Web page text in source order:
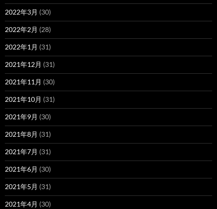
2022年3月 (30)
2022年2月 (28)
2022年1月 (31)
2021年12月 (31)
2021年11月 (30)
2021年10月 (31)
2021年9月 (30)
2021年8月 (31)
2021年7月 (31)
2021年6月 (30)
2021年5月 (31)
2021年4月 (30)